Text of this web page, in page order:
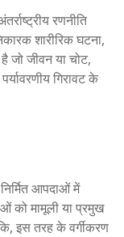
रणनीति
शारीरिक घटना,
जो जीवन या चोट,
गिरावट के
आपदाओं में
को मामूली या प्रमुख
इस तरह के वर्गीकरण